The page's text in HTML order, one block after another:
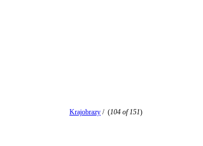
Krajobrazy / (104 of 151)